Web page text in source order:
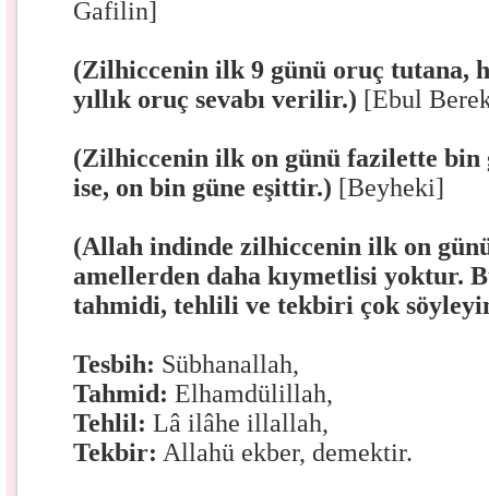
Gafilin]
(Zilhiccenin ilk 9 günü oruç tutana,
yıllık oruç sevabı verilir.) [Ebul
(Zilhiccenin ilk on günü fazilette bin
ise, on bin güne eşittir.) [Beyheki]
(Allah indinde zilhiccenin ilk on
amellerden daha kıymetlisi yoktur.
tahmidi, tehlili ve tekbiri çok
Tesbih: Sübhanallah,
Tahmid:Elhamdülillah,
Tehlil: Lâ ilâhe illallah,
Tekbir: Allahü ekber, demektir.